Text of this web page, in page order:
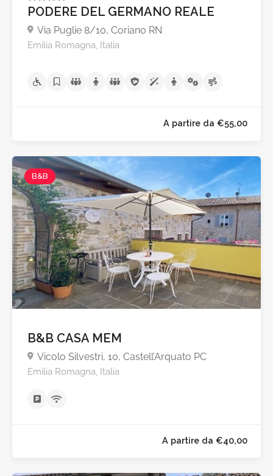
PODERE DEL GERMANO REALE
Via Puglie 8/10, Coriano RN
Emilia Romagna, Italia
B&B
B&B CASA MEM
Vicolo Silvestri, 10, Castell’Arquato PC
Emilia Romagna, Italia